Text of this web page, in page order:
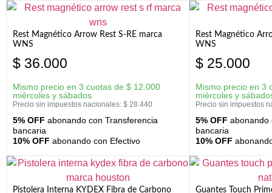
Rest Magnético Arrow Rest S-RE marca
WNS
$ 36.000
Mismo precio en 3 cuotas de $ 12.000
miércoles y sábados
Precio sin impuestos nacionales: $ 28.440
5% OFF abonando con Transferencia
bancaria
10% OFF abonando con Efectivo
Rest Magnético
WNS
$ 25.000
Mismo precio en 3
miércoles y
Precio sin impuestos
5% OFF abonando
bancaria
10% OFF
Pistolera Interna KYDEX Fibra de Carbono Guantes Touch